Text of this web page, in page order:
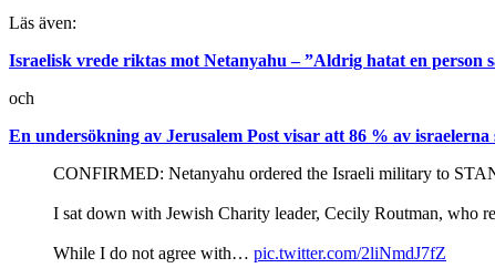
Läs även:
Israelisk vrede riktas mot Netanyahu – ”Aldrig hatat en person
och
En undersökning av Jerusalem Post visar att 86 % av
CONFIRMED: Netanyahu ordered the Israeli military to
I sat down with Jewish Charity leader, Cecily Routman, who
While I do not agree with… pic.twitter.com/2liNmdJ7fZ